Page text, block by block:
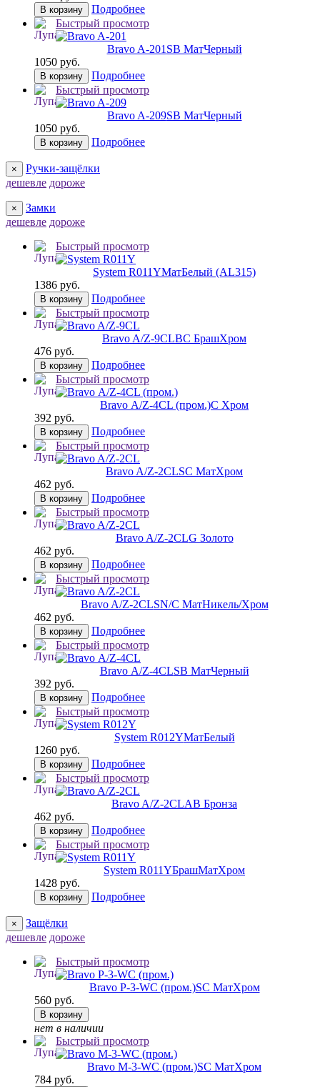
В корзину
Подробнее
Быстрый просмотр
Bravo A-201 SB МатЧерный
1050 руб.
В корзину
Подробнее
Быстрый просмотр
Bravo A-209SB МатЧерный
1050 руб.
В корзину Подробнее
×
Ручки-защёлки
дешевле дороже
×
Замки
дешевле дороже
Быстрый просмотр
System R011YМатБелый (AL315)
1386 руб.
В корзину
Подробнее
Быстрый просмотр
Bravo A/Z-9CLBС БрашХром
476 руб.
В корзину
Подробнее
Быстрый просмотр
Bravo А/Z-4CL (пром.)C Хром
392 руб.
В корзину
Подробнее
Быстрый просмотр
Bravo A/Z-2CLSC МатХром
462 руб.
В корзину
Подробнее
Быстрый просмотр
Bravo A/Z-2CLG Золото
462 руб.
В корзину
Подробнее
Быстрый просмотр
Bravo A/Z-2CLSN/C МатНикель/Хром
462 руб.
В корзину
Подробнее
Быстрый просмотр
Bravo А/Z-4CLSB МатЧерный
392 руб.
В корзину
Подробнее
Быстрый просмотр
System R012YМатБелый
1260 руб.
В корзину
Подробнее
Быстрый просмотр
Bravo A/Z-2CLAB Бронза
462 руб.
В корзину
Подробнее
Быстрый просмотр
System R011YБрашМатХром
1428 руб.
В корзину Подробнее
×
Защёлки
дешевле дороже
Быстрый просмотр
Bravo P-3-WC (пром.)SC МатХром
560 руб.
В корзину
нет в наличии
Быстрый просмотр
Bravo M-3-WC (пром.)SC МатХром
784 руб.